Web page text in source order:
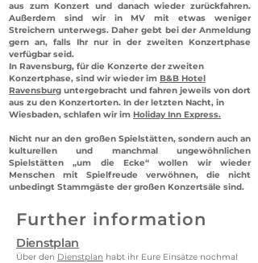
aus zum Konzert und danach wieder zurückfahren.
Außerdem sind wir in MV mit etwas weniger
Streichern unterwegs. Daher gebt bei der Anmeldung
gern an, falls Ihr nur in der zweiten Konzertphase
verfügbar seid.
In Ravensburg, für die Konzerte der zweiten
Konzertphase, sind wir wieder im B&B Hotel
Ravensburg untergebracht und fahren jeweils von dort
aus zu den Konzertorten. In der letzten Nacht, in
Wiesbaden, schlafen wir im Holiday Inn Express.
Nicht nur an den großen Spielstätten, sondern auch an
kulturellen und manchmal ungewöhnlichen
Spielstätten „um die Ecke“ wollen wir wieder
Menschen mit Spielfreude verwöhnen, die nicht
unbedingt Stammgäste der großen Konzertsäle sind.
Further information
Dienstplan
Über den Dienstplan habt ihr Eure Einsätze nochmal